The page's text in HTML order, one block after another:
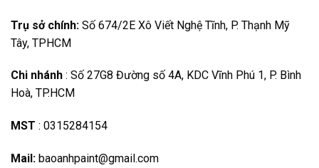
Trụ sở chính: Số 674/2E Xô Viết Nghệ Tĩnh, P. Thạnh Mỹ
Tây, TPHCM
Chi nhánh : Số 27G8 Đường số 4A, KDC Vĩnh Phú 1, P. Bình
Hoà, TP.HCM
MST : 0315284154
Mail: baoanhpaint@gmail.com